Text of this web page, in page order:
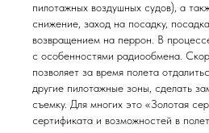
пилотажных воздушных судов), а
снижение, заход на посадку,
возвращением на перрон. В
с особенностями радиообмена.
позволяет за время полета
другие пилотажные зоны, сделать
съемку. Для многих это «Золотая
сертификата и возможностей в